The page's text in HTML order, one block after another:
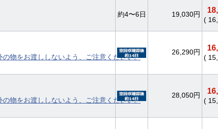
約4〜6日 19,030円
(
物をお渡ししないよう、ご注意ください。
26,290円
(
物をお渡ししないよう、ご注意ください。
28,050円
(